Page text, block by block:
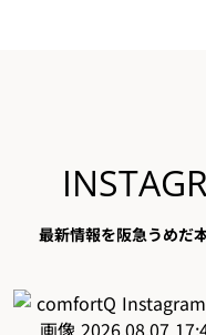
最新情報を阪急うめだ